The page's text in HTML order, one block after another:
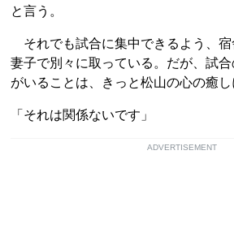
と言う。
それでも試合に集中できるよう、宿
妻子で別々に取っている。だが、試
がいることは、きっと松山の心の癒し
「それは関係ないです」
ADVERTISEMENT